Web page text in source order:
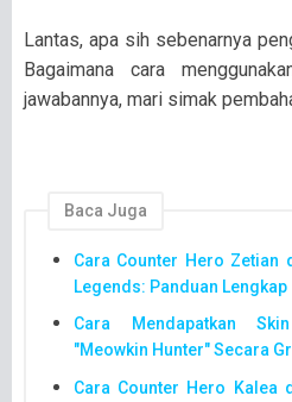
Lantas, apa sih sebenarnya
Bagaimana cara
jawabannya, mari simak
Baca Juga
Cara Counter Hero Zetian
Legends: Panduan Lengkap
Cara Mendapatkan
"Meowkin Hunter" Secara
Cara Counter Hero Kalea